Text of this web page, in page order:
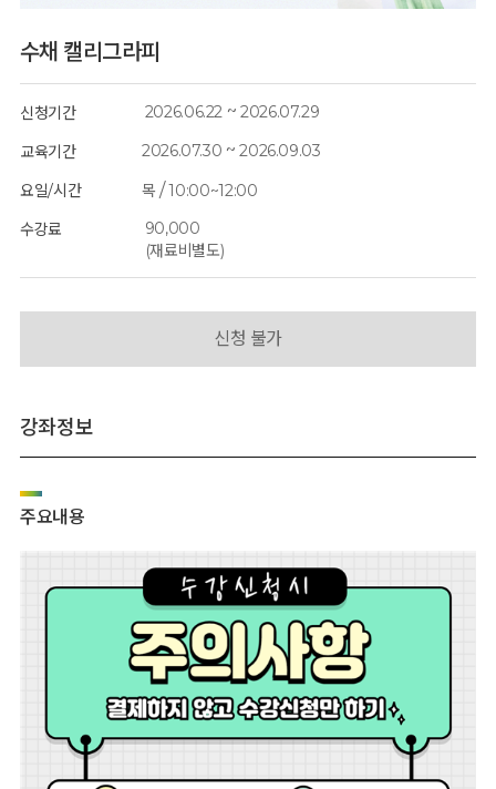
수채 캘리그라피
신청기간 2026.06.22 ~ 2026.07.29
교육기간
2026.07.30 ~2026.09.03
요일/시간
목 /10:00~12:00
수강료
90,000
(재료비별도)
신청 불가
강좌정보
주요내용